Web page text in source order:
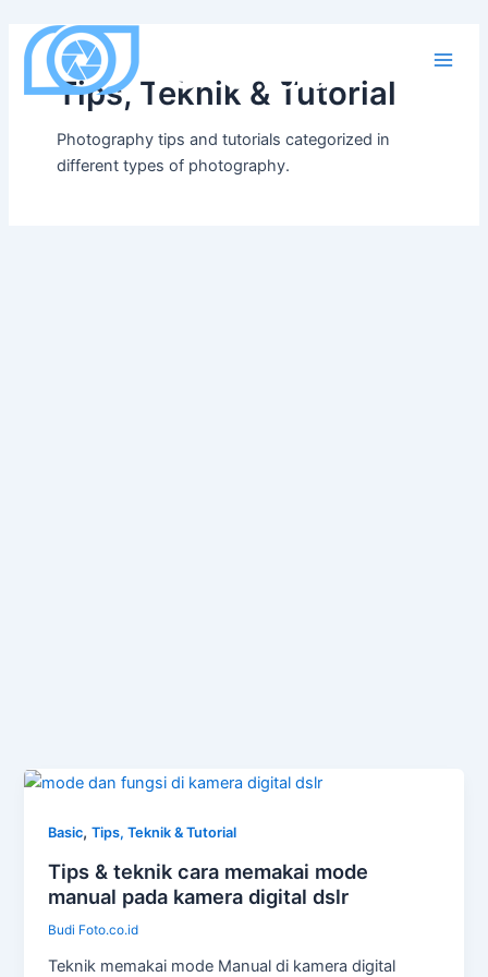
content
Tips, Teknik & Tutorial
Photography tips and tutorials categorized in
different types of photography.
Basic,Tips, Teknik & Tutorial
Tips & teknik cara memakai mode
manual pada kamera digital dslr
Budi Foto.co.id
Teknik memakai mode Manual di kamera digital